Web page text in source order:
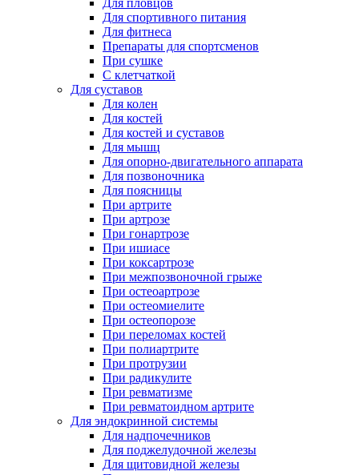
Для пловцов
Для спортивного питания
Для фитнеса
Препараты для спортсменов
При сушке
С клетчаткой
Для суставов
Для колен
Для костей
Для костей и суставов
Для мышц
Для опорно-двигательного аппарата
Для позвоночника
Для поясницы
При артрите
При артрозе
При гонартрозе
При ишиасе
При коксартрозе
При межпозвоночной грыже
При остеоартрозе
При остеомиелите
При остеопорозе
При переломах костей
При полиартрите
При протрузии
При радикулите
При ревматизме
При ревматоидном артрите
Для эндокринной системы
Для надпочечников
Для поджелудочной железы
Для щитовидной железы